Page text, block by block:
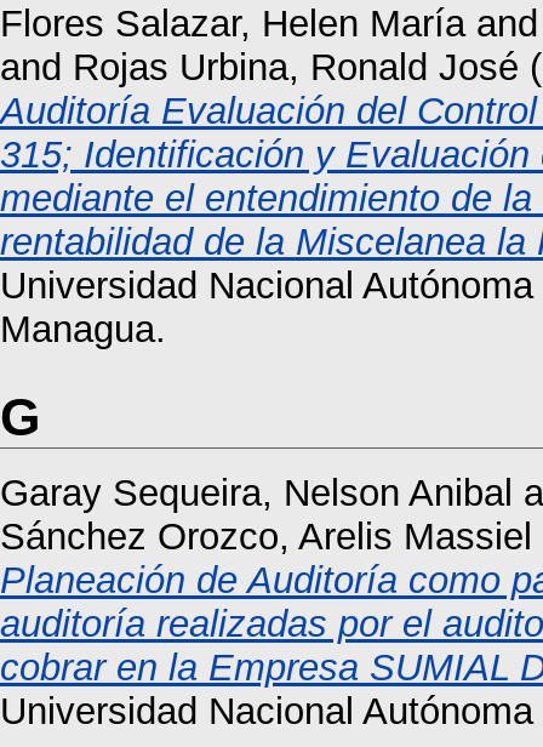
Flores Salazar, Helen María
and Rojas Urbina, Ronald José
Auditoría Evaluación del
315; Identificación y
mediante el entendimiento de
rentabilidad de la Miscelanea
Universidad Nacional
Managua.
G
Garay Sequeira, Nelson Anibal
Sánchez Orozco, Arelis Massiel
Planeación de Auditoría como
auditoría realizadas por el
cobrar en la Empresa SUMIAL
Universidad Nacional